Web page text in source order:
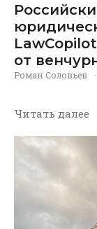
от
Роман Соловьев ·
Читать далее